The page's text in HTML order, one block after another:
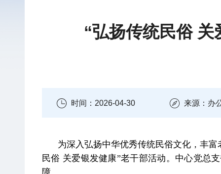
“弘扬传统民俗
时间：2026-04-30 来源：办
为深入弘扬中华优秀传统民俗文化，丰
民俗 关爱银发健康”老干部活动。中心党总
障。